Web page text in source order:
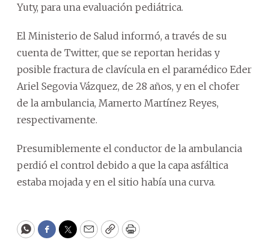
Yuty, para una evaluación pediátrica.
El Ministerio de Salud informó, a través de su
cuenta de Twitter, que se reportan heridas y
posible fractura de clavícula en el paramédico Eder
Ariel Segovia Vázquez, de 28 años, y en el chofer
de la ambulancia, Mamerto Martínez Reyes,
respectivamente.
Presumiblemente el conductor de la ambulancia
perdió el control debido a que la capa asfáltica
estaba mojada y en el sitio había una curva.
WhatsApp
Facebook
Twitter
EmailCopyPrint